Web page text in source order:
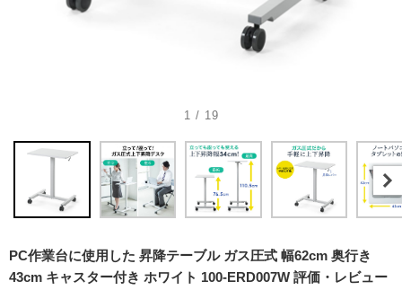
1 / 19
PC作業台に使用した 昇降テーブル ガス圧式 幅62cm 奥行き
43cm キャスター付き ホワイト 100-ERD007W 評価・レビュー